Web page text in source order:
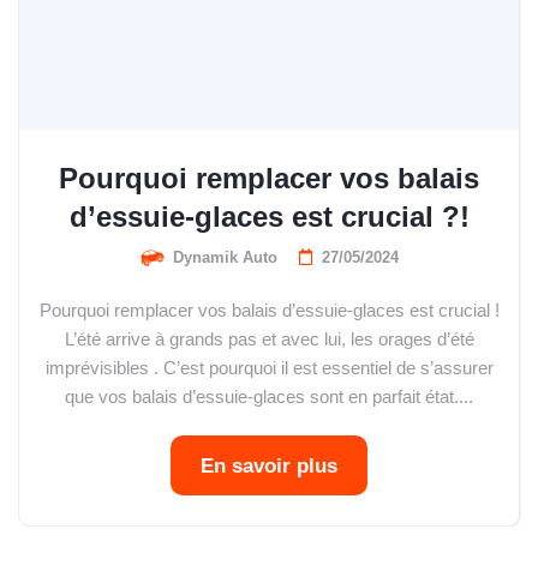
Pourquoi remplacer vos balais
d’essuie-glaces est crucial ?!
Dynamik Auto 27/05/2024
Pourquoi remplacer vos balais d’essuie-glaces est crucial !
L’été arrive à grands pas et avec lui, les orages d’été
imprévisibles . C’est pourquoi il est essentiel de s’assurer
que vos balais d’essuie-glaces sont en parfait état....
En savoir plus